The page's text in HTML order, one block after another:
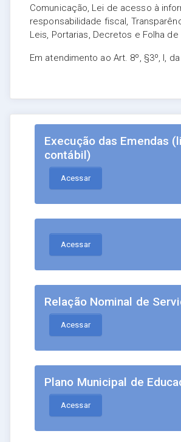
Comunicação, Lei de acesso à
responsabilidade fiscal,
Leis, Portarias, Decretos e Folha
Em atendimento ao Art. 8º, §3º, I,
Execução das Emendas
contábil)
Acessar
Acessar
Relação Nominal de
Acessar
Plano Municipal de
Acessar